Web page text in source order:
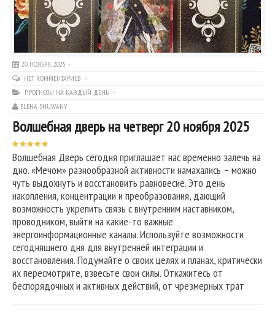
20 НОЯБРЯ, 2025
НЕТ КОММЕНТАРИЕВ
ПРОГНОЗЫ НА КАЖДЫЙ ДЕНЬ
ELENA SHUWANY
Волшебная дверь на четверг 20 ноября 2025
Волшебная Дверь сегодня приглашает нас временно залечь на
дно. «Мечом» разнообразной активности намахались – можно
чуть выдохнуть и восстановить равновесие. Это день
накопления, концентрации и преобразования, дающий
возможность укрепить связь с внутренним наставником,
проводником, выйти на какие-то важные
энергоинформационные каналы. Используйте возможности
сегодняшнего дня для внутренней интеграции и
восстановления. Подумайте о своих целях и планах, критически
их пересмотрите, взвесьте свои силы. Откажитесь от
беспорядочных и активных действий, от чрезмерных трат